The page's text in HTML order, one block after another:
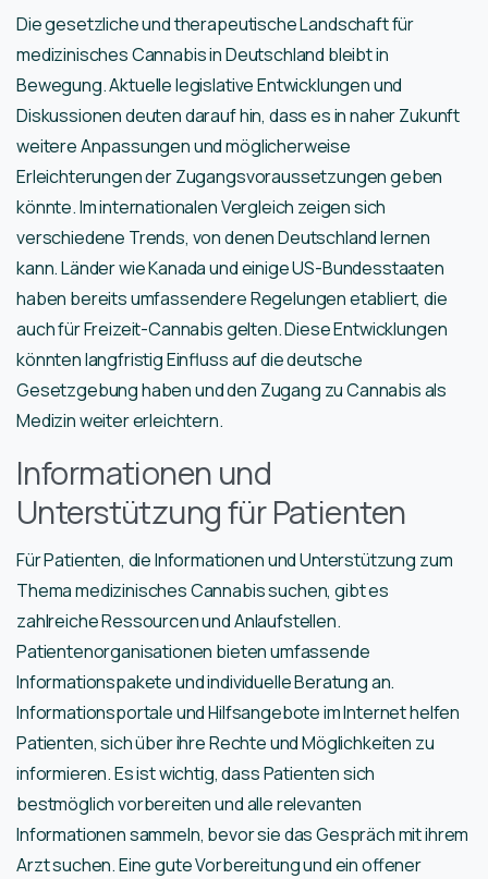
Die gesetzliche und therapeutische Landschaft für
medizinisches Cannabis in Deutschland bleibt in
Bewegung. Aktuelle legislative Entwicklungen und
Diskussionen deuten darauf hin, dass es in naher Zukunft
weitere Anpassungen und möglicherweise
Erleichterungen der Zugangsvoraussetzungen geben
könnte. Im internationalen Vergleich zeigen sich
verschiedene Trends, von denen Deutschland lernen
kann. Länder wie Kanada und einige US-Bundesstaaten
haben bereits umfassendere Regelungen etabliert, die
auch für Freizeit-Cannabis gelten. Diese Entwicklungen
könnten langfristig Einfluss auf die deutsche
Gesetzgebung haben und den Zugang zu Cannabis als
Medizin weiter erleichtern.
Informationen und
Unterstützung für Patienten
Für Patienten, die Informationen und Unterstützung zum
Thema medizinisches Cannabis suchen, gibt es
zahlreiche Ressourcen und Anlaufstellen.
Patientenorganisationen bieten umfassende
Informationspakete und individuelle Beratung an.
Informationsportale und Hilfsangebote im Internet helfen
Patienten, sich über ihre Rechte und Möglichkeiten zu
informieren. Es ist wichtig, dass Patienten sich
bestmöglich vorbereiten und alle relevanten
Informationen sammeln, bevor sie das Gespräch mit ihrem
Arzt suchen. Eine gute Vorbereitung und ein offener